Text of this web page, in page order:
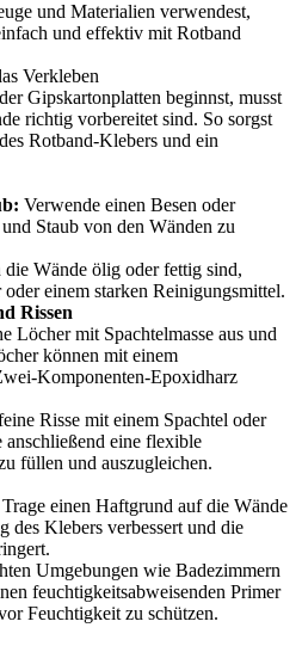
und Materialien verwendest,
und effektiv mit Rotband
Verkleben
Gipskartonplatten beginnst, musst
richtig vorbereitet sind. So sorgst
Rotband-Klebers und ein
Verwende einen Besen oder
Staub von den Wänden zu
die Wände ölig oder fettig sind,
einem starken Reinigungsmittel.
Rissen
Löcher mit Spachtelmasse aus und
können mit einem
Komponenten-Epoxidharz
Risse mit einem Spachtel oder
anschließend eine flexible
füllen und auszugleichen.
Trage einen Haftgrund auf die Wände
Klebers verbessert und die
Umgebungen wie Badezimmern
feuchtigkeitsabweisenden Primer
Feuchtigkeit zu schützen.